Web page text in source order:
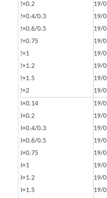
2×0.2
2×0.4/0.3
2×0.6/0.5
2×0.75
2×1
2×1.2
2×1.5
2×2
19/
19/
19/
19/
19/
19/
19/
19/
3×0.14
3×0.2
3×0.4/0.3
3×0.6/0.5
3×0.75
3×1
3×1.2
3×1.5
19/
19/
19/
19/
19/
19/
19/
19/